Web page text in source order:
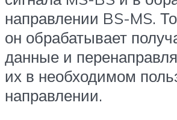
направлении BS-MS.
он обрабатывает
данные и
их в необходимом
направлении.